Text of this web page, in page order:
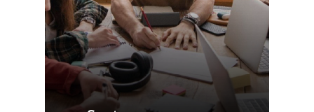
Hemos implementado más de
400 sistemas de gestión de
aprendizaje en sectores como
el Financiero, Aseguradoras,
Salud y BPO, ayudando en la
optimización de costos en la